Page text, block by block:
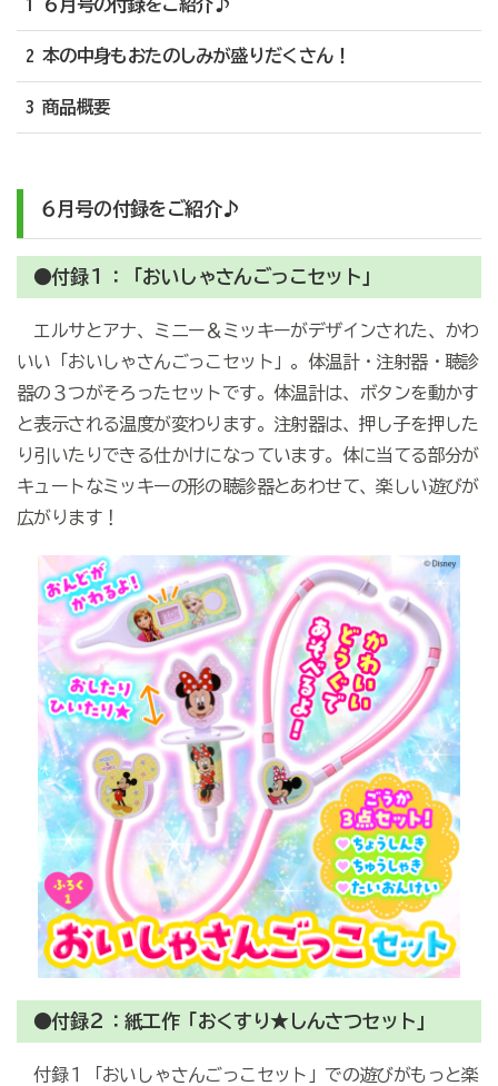
1 ６月号の付録をご紹介♪
2 本の中身もおたのしみが盛りだくさん！
3 商品概要
６月号の付録をご紹介♪
●付録１：「おいしゃさんごっこセット」
エルサとアナ、ミニー＆ミッキーがデザインされた、かわ
いい「おいしゃさんごっこセット」。体温計・注射器・聴診
器の３つがそろったセットです。体温計は、ボタンを動かす
と表示される温度が変わります。注射器は、押し子を押した
り引いたりできる仕かけになっています。体に当てる部分が
キュートなミッキーの形の聴診器とあわせて、楽しい遊びが
広がります！
●付録２：紙工作「おくすり★しんさつセット」
付録１「おいしゃさんごっこセット」での遊びがもっと楽